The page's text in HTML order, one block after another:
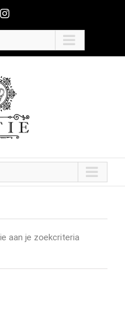
Instagram
aan je zoekcriteria